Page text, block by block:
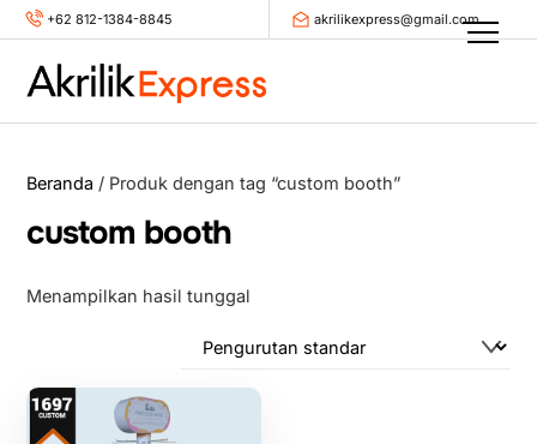
Skip
+62 812-1384-8845 akrilikexpress@gmail.com
Beranda / Produk dengan tag “custom booth”
custom booth
Menampilkan hasil tunggal